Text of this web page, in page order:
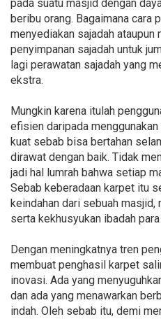
pada suatu masjid dengan
beribu orang. Bagaimana cara
menyediakan sajadah ataupun
penyimpanan sajadah untuk
lagi perawatan sajadah yang
ekstra.
Mungkin karena itulah
efisien daripada
kuat sebab bisa bertahan
dirawat dengan baik. Tidak
jadi hal lumrah bahwa setiap
Sebab keberadaan karpet itu
keindahan dari sebuah masjid,
serta kekhusyukan ibadah para
Dengan meningkatnya tren
membuat penghasil karpet
inovasi. Ada yang
dan ada yang menawarkan
indah. Oleh sebab itu, demi